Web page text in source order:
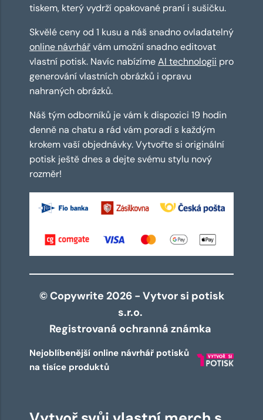
tiskem, který vydrží opakované praní i sušičku.
Skvělé ceny od 1 kusu a náš snadno ovladatelný
online návrhářvám umožní snadno editovat
vlastní potisk. Navíc nabízímeAI technologii pro
generování vlastních obrázků i opravu
nahraných obrázků.
Náš tým odborníků je vám k dispozici 19 hodin
denně na chatu a rád vám poradí s každým
krokem vaší objednávky. Vytvořte si originální
potisk ještě dnes a dejte svému stylu nový
rozměr!
© Copywrite 2026 - Vytvor si potisk
s.r.o.
Registrovaná ochranná známka
Nejoblíbenější online návrhář potisků
na tisíce produktů